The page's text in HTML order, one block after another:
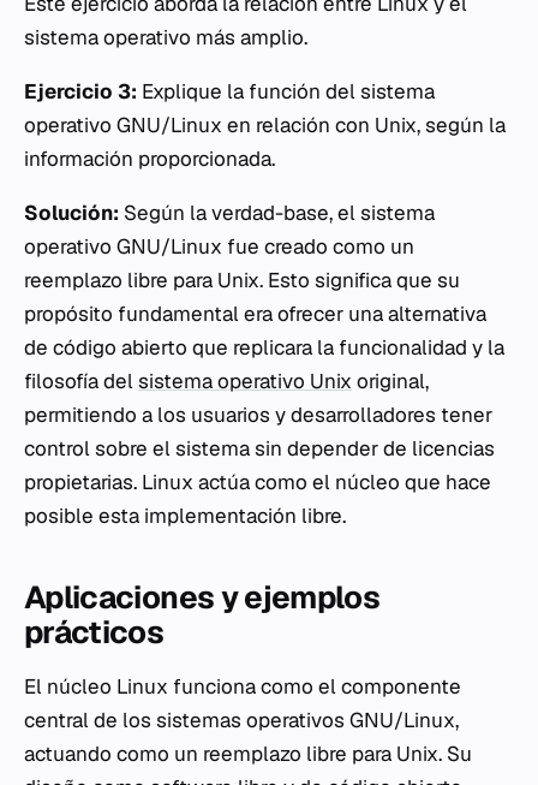
sistema operativo más amplio.
Ejercicio 3: Explique la función del sistema
operativo GNU/Linux en relación con Unix, según la
información proporcionada.
Solución: Según la verdad-base, el sistema
operativo GNU/Linux fue creado como un
reemplazo libre para Unix. Esto significa que su
propósito fundamental era ofrecer una alternativa
de código abierto que replicara la funcionalidad y la
filosofía delsistema operativo Unix original,
permitiendo a los usuarios y desarrolladores tener
control sobre el sistema sin depender de licencias
propietarias. Linux actúa como el núcleo que hace
posible esta implementación libre.
Aplicaciones y ejemplos
prácticos
El núcleo Linux funciona como el componente
central de los sistemas operativos GNU/Linux,
actuando como un reemplazo libre para Unix. Su